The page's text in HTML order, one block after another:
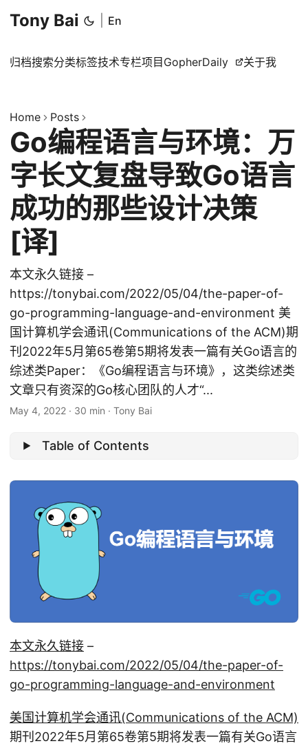
Tony Bai En
归档搜索分类标签技术专栏项目 GopherDaily 关于我
Home Posts
Go编程语言与环境：万
字长文复盘导致Go语言
成功的那些设计决策
[译]
本文永久链接 –
https://tonybai.com/2022/05/04/the-paper-of-
go-programming-language-and-environment 美
国计算机学会通讯(Communications of the ACM)期
刊2022年5月第65卷第5期将发表一篇有关Go语言的
综述类Paper：《Go编程语言与环境》，这类综述类
文章只有资深的Go核心团队的人才“...
May 4, 2022 · 30 min · Tony Bai
Table of Contents
本文永久链接 –
https://tonybai.com/2022/05/04/the-paper-of-
go-programming-language-and-environment
美国计算机学会通讯(Communications of the ACM)
期刊2022年5月第65卷第5期将发表一篇有关Go语言